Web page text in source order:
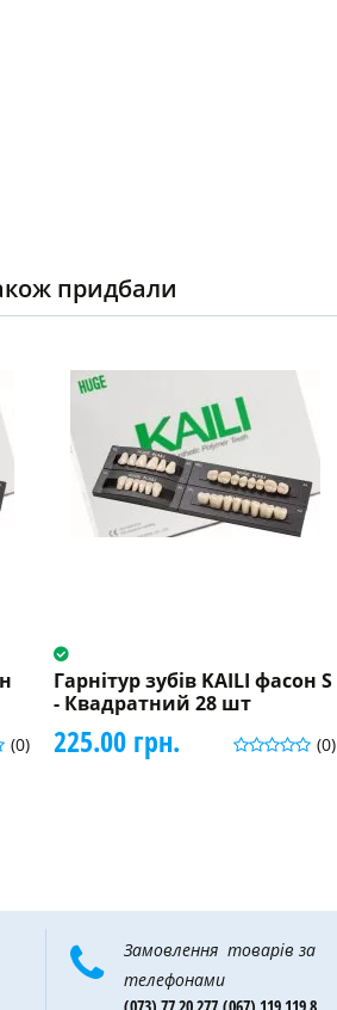
придбали
(0)
Гарнітур зубів KAILI фасон S
- Квадратний 28 шт
(0)
225.00 грн.
Замовлення товарів за
телефонами